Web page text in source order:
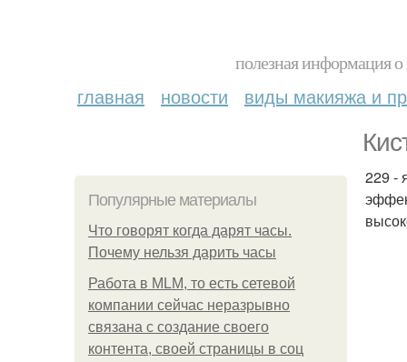
полезная информация
главная новости виды макияжа и
Популярные материалы
Что говорят когда дарят часы.
Почему нельзя дарить часы
Работа в MLM, то есть сетевой
компании сейчас неразрывно
связана с создание своего
контента, своей страницы в соц
229 -